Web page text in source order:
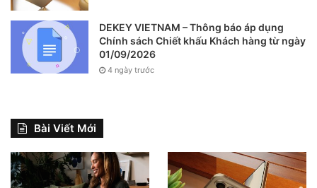
DEKEY VIETNAM – Thông báo áp dụng
Chính sách Chiết khấu Khách hàng từ ngày
01/09/2026
4 ngày trước
Bài Viết Mới